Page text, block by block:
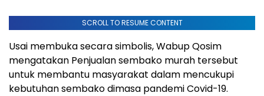
SCROLL TO RESUME CONTENT
Usai membuka secara simbolis, Wabup Qosim
mengatakan Penjualan sembako murah tersebut
untuk membantu masyarakat dalam mencukupi
kebutuhan sembako dimasa pandemi Covid-19.